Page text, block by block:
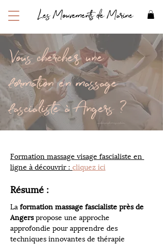
Les Mouvements de Marine
Vous cherchez une
formation en massage
fascialiste à Angers ?
Formation massage visage fascialiste en
ligne à découvrir : cliquez ici
Résumé :
La formation massage fascialiste près de
Angers propose une approche
approfondie pour apprendre des
techniques innovantes de thérapie